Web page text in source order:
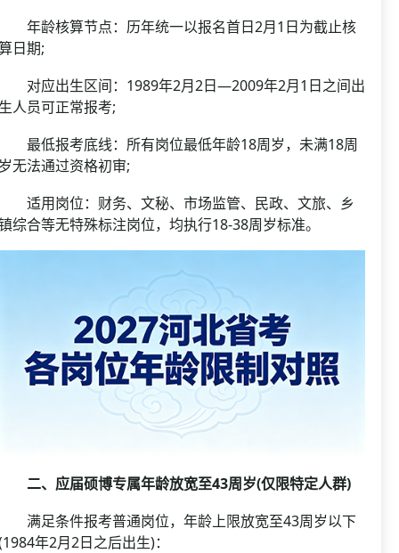
龄核算节点：历年统一以报名首日2月1日为截止核
日期;
应出生区间：1989年2月2日—2009年2月1日之间出
人员可正常报考;
低报考底线：所有岗位最低年龄18周岁，未满18周
无法通过资格初审;
用岗位：财务、文秘、市场监管、民政、文旅、乡
综合等无特殊标注岗位，均执行18-38周岁标准。
、应届硕博专属年龄放宽至43周岁(仅限特定人群)
足条件报考普通岗位，年龄上限放宽至43周岁以下
年2月2日之后出生)：